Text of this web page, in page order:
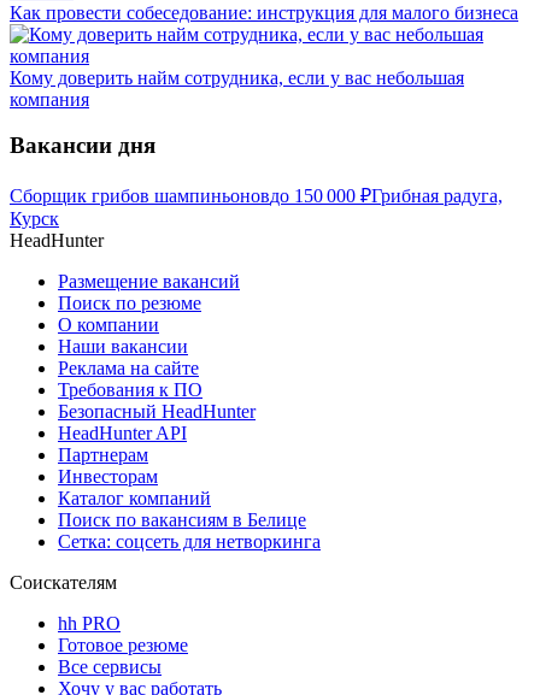
Как провести собеседование: инструкция для малого бизнеса
Кому доверить найм сотрудника, если у вас небольшая
компания
Вакансии дня
Сборщик грибов шампиньоновдо 150 000 ₽Грибная радуга,
Курск
HeadHunter
Размещение вакансий
Поиск по резюме
О компании
Наши вакансии
Реклама на сайте
Требования к ПО
Безопасный HeadHunter
HeadHunter API
Партнерам
Инвесторам
Каталог компаний
Поиск по вакансиям в Белице
Сетка: соцсеть для нетворкинга
Соискателям
hh PRO
Готовое резюме
Все сервисы
Хочу у вас работать